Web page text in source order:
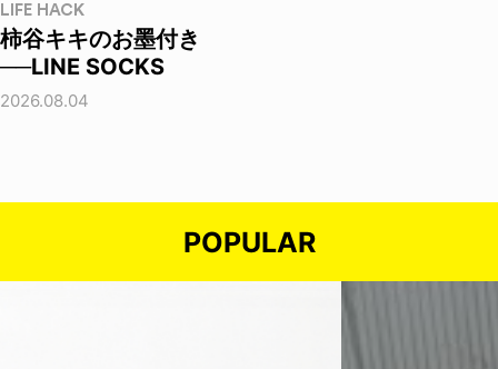
LIFE HACK
柿谷キキのお墨付き
──LINE SOCKS
2026.08.04
POPULAR